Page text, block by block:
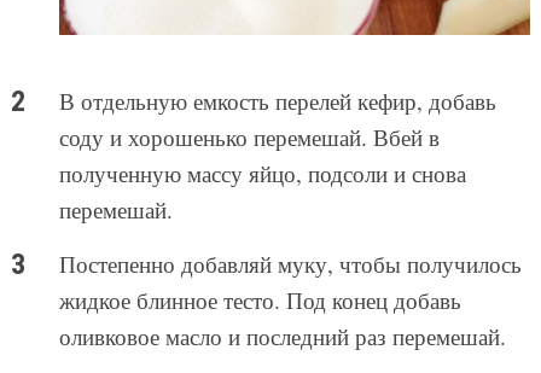
В отдельную емкость перелей кефир, добавь
соду и хорошенько перемешай. Вбей в
полученную массу яйцо, подсоли и снова
перемешай.
Постепенно добавляй муку, чтобы получилось
жидкое блинное тесто. Под конец добавь
оливковое масло и последний раз перемешай.